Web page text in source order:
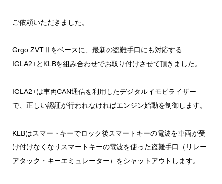
ご依頼いただきました。
Grgo ZVTⅡをベースに、最新の盗難手口にも対応する
IGLA2+とKLBを組み合わせでお取り付けさせて頂きました。
IGLA2+は車両CAN通信を利用したデジタルイモビライザー
で、正しい認証が行われなければエンジン始動を制御します。
KLBはスマートキーでロック後スマートキーの電波を車両が受
け付けなくなりスマートキーの電波を使った盗難手口（リレー
アタック・キーエミュレーター）をシャットアウトします。